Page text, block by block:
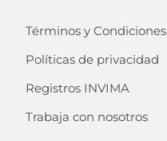
Términos y Condiciones
Políticas de privacidad
Registros INVIMA
Trabaja con nosotros